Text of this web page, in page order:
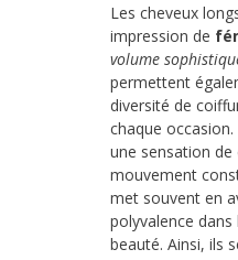
Les cheveux
impression de
volume
permettent
diversité de
chaque
une sensation
mouvement
met souvent en
polyvalence
beauté. Ainsi, ils